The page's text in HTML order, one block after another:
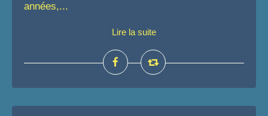
années,...
Lire la suite